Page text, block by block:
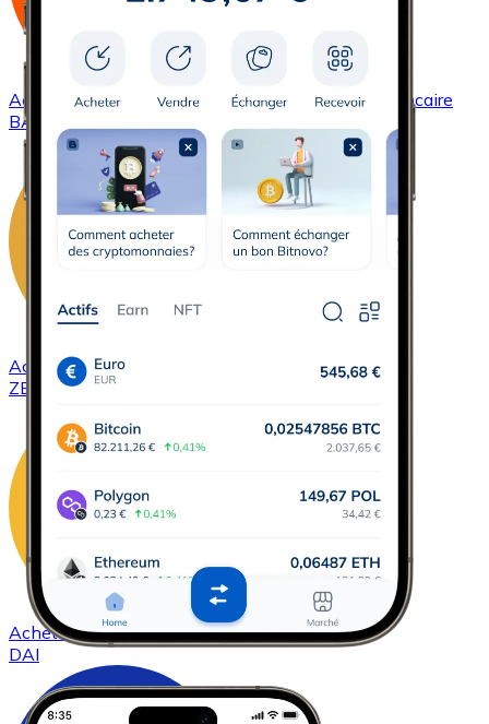
AcheterBasic Attention Tokenavec virement bancaire
BAT
AcheterZCash
avec virement bancaire
ZEC
AcheterDAIavec virement bancaire
DAI